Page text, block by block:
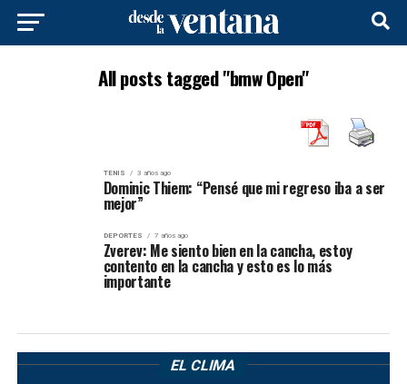
All posts tagged "bmw Open"
TENIS 3 años ago
Dominic Thiem: “Pensé que mi regreso iba a ser
mejor”
DEPORTES 7 años ago
Zverev: Me siento bien en la cancha, estoy
contento en la cancha y esto es lo más
importante
EL CLIMA